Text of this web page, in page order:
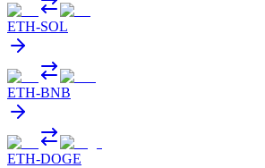
ETH-SOL
ETH-BNB
ETH-DOGE